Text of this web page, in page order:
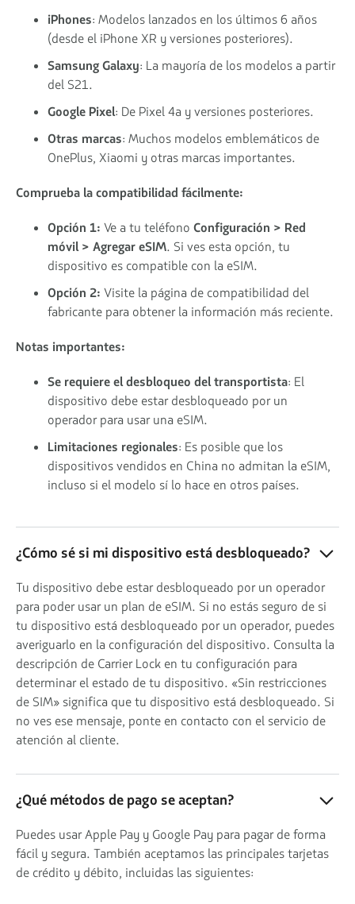
iPhones: Modelos lanzados en los últimos 6 años
(desde el iPhone XR y versiones posteriores).
Samsung Galaxy: La mayoría de los modelos a partir
del S21.
Google Pixel: De Pixel 4a y versiones posteriores.
Otras marcas: Muchos modelos emblemáticos de
OnePlus, Xiaomi y otras marcas importantes.
Comprueba la compatibilidad fácilmente:
Opción 1: Ve a tu teléfono Configuración > Red
móvil > Agregar eSIM. Si ves esta opción, tu
dispositivo es compatible con la eSIM.
Opción 2: Visite la página de compatibilidad del
fabricante para obtener la información más reciente.
Notas importantes:
Se requiere el desbloqueo del transportista: El
dispositivo debe estar desbloqueado por un
operador para usar una eSIM.
Limitaciones regionales: Es posible que los
dispositivos vendidos en China no admitan la eSIM,
incluso si el modelo sí lo hace en otros países.
¿Cómo sé si mi dispositivo está desbloqueado?
Tu dispositivo debe estar desbloqueado por un operador
para poder usar un plan de eSIM. Si no estás seguro de si
tu dispositivo está desbloqueado por un operador, puedes
averiguarlo en la configuración del dispositivo. Consulta la
descripción de Carrier Lock en tu configuración para
determinar el estado de tu dispositivo. «Sin restricciones
de SIM» significa que tu dispositivo está desbloqueado. Si
no ves ese mensaje, ponte en contacto con el servicio de
atención al cliente.
¿Qué métodos de pago se aceptan?
Puedes usar Apple Pay y Google Pay para pagar de forma
fácil y segura. También aceptamos las principales tarjetas
de crédito y débito, incluidas las siguientes: